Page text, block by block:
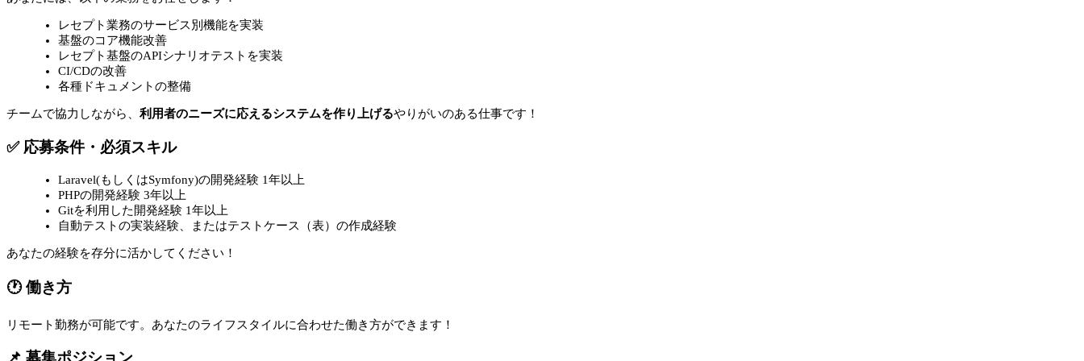
レセプト業務のサービス別機能を実装
基盤のコア機能改善
レセプト基盤のAPIシナリオテストを実装
CI/CDの改善
各種ドキュメントの整備
チームで協力しながら、 利用者のニーズに応えるシステムを作り上げるやりがいのある仕事です！
✅ 応募条件・必須スキル
Laravel(もしくはSymfony)の開発経験 1年以上
PHPの開発経験 3年以上
Gitを利用した開発経験 1年以上
自動テストの実装経験、またはテストケース（表）の作成経験
あなたの経験を存分に活かしてください！
🕐 働き方
リモート勤務が可能です。あなたのライフスタイルに合わせた働き方ができます！